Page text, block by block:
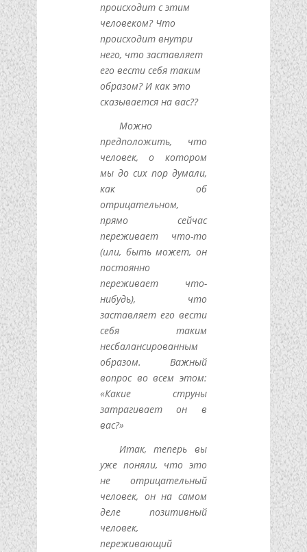
происходит с этим
человеком? Что
происходит внутри
него, что заставляет
его вести себя таким
образом? И как это
сказывается на вас??
Можно
предположить, что
человек, о котором
мы до сих пор думали,
как об
отрицательном,
прямо сейчас
переживает что-то
(или, быть может, он
постоянно
переживает что-
нибудь), что
заставляет его вести
себя таким
несбалансированным
образом. Важный
вопрос во всем этом:
«Какие струны
затрагивает он в
вас?»
Итак, теперь вы
уже поняли, что это
не отрицательный
человек, он на самом
деле позитивный
человек,
переживающий